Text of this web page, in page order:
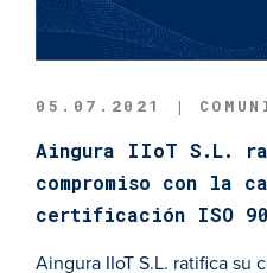
05.07.2021 |
Aingura IIoT S.L.
compromiso con la
certificación ISO
Aingura IIoT S.L. ratifica su